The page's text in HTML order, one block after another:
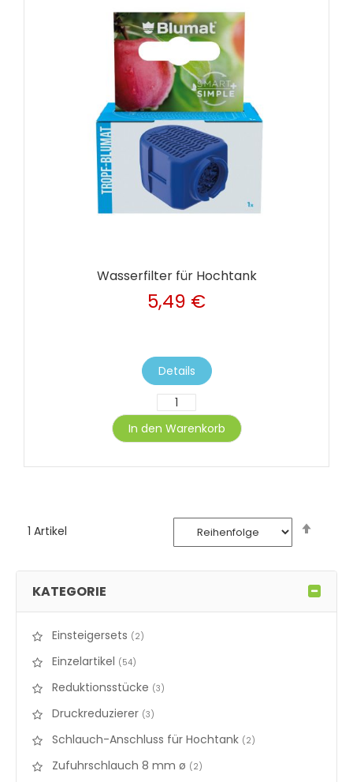
Wasserfilter für Hochtank
5,49 €
Details
In den Warenkorb
1 Artikel
KATEGORIE
Einsteigersets 2items
Einzelartikel 54items
Reduktionsstücke 3items
Druckreduzierer 3items
Schlauch-Anschluss für Hochtank 2items
Zufuhrschlauch 8 mm ø 2items